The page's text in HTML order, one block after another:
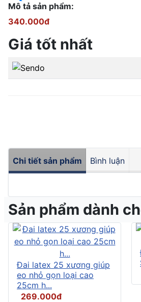
Mô tả sản phẩm:
340.000đ
Giá tốt nhất
Chi tiết sản phẩm Bình luận
Sản phẩm dành
Đai latex 25 xương giúp
eo nhỏ gọn loại cao
25cm h...
269.000đ